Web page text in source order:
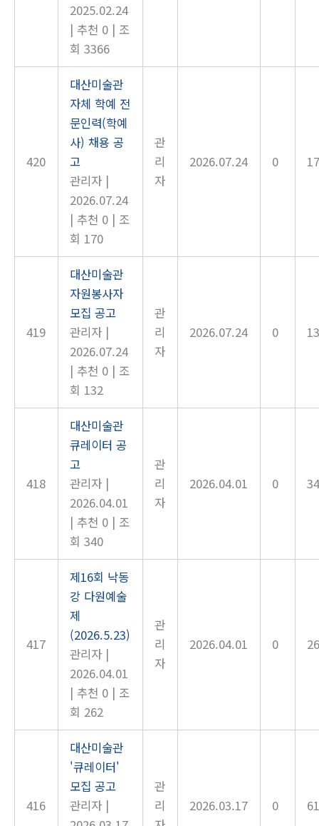
2025.02.24
| 추천 0 | 조
회 3366
420
대산미술관
자체 학예 전
문인력(학예
사) 채용 공
고
관리자 |
2026.07.24
| 추천 0 | 조
회 170
관
리
자
2026.07.24 0
419
대산미술관
자원봉사자
모집 공고
관리자 |
2026.07.24
| 추천 0 | 조
회 132
관
리
자
2026.07.24 0
418
대산미술관
큐레이터 공
고
관리자 |
2026.04.01
| 추천 0 | 조
회 340
관
리
자
2026.04.01 0
417
제16회 낙동
강 다원예술
제
(2026.5.23)
관리자 |
2026.04.01
| 추천 0 | 조
회 262
관
리
자
2026.04.01 0
416
대산미술관
'큐레이터'
모집 공고
관리자 |
관
리
2026.03.17 0